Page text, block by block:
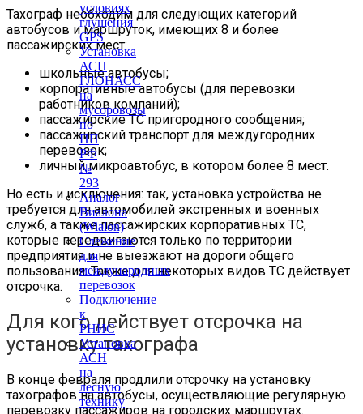
условиях
глушения
GPS
Установка
АСН
ГЛОНАСС
на
мусоровозы
по
ПП
РФ
№
293
Аналог
Виалона
(Wialon)
Слежение
для
международных
перевозок
Подключение
к
РНИС
Установка
АСН
на
лесную
технику
Тахограф необходим для следующих категорий
автобусов и маршруток, имеющих 8 и более
пассажирских мест:
школьные автобусы;
корпоративные автобусы (для перевозки
работников компаний);
пассажирские ТС пригородного сообщения;
пассажирский транспорт для междугородних
перевозок;
личный микроавтобус, в котором более 8 мест.
Но есть и исключения: так, установка устройства не
требуется для автомобилей экстренных и военных
служб, а также пассажирских корпоративных ТС,
которые передвигаются только по территории
предприятия и не выезжают на дороги общего
пользования. Также для некоторых видов ТС действует
отсрочка.
Для кого действует отсрочка на
установку тахографа
В конце февраля продлили отсрочку на установку
тахографов на автобусы, осуществляющие регулярную
перевозку пассажиров на городских маршрутах.